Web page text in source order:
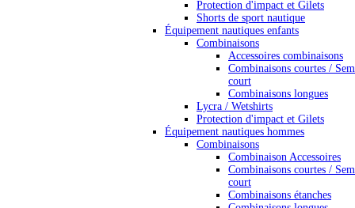
Protection d'impact et Gilets
Shorts de sport nautique
Équipement nautiques enfants
Combinaisons
Accessoires combinaisons
Combinaisons courtes /
court
Combinaisons longues
Lycra / Wetshirts
Protection d'impact et Gilets
Équipement nautiques hommes
Combinaisons
Combinaison Accessoires
Combinaisons courtes /
court
Combinaisons étanches